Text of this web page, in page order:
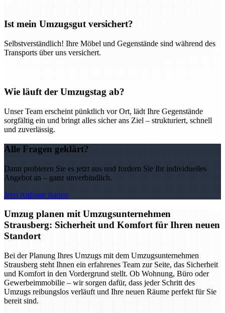
Ist mein Umzugsgut versichert?
Selbstverständlich! Ihre Möbel und Gegenstände sind während des
Transports über uns versichert.
Wie läuft der Umzugstag ab?
Unser Team erscheint pünktlich vor Ort, lädt Ihre Gegenstände
sorgfältig ein und bringt alles sicher ans Ziel – strukturiert, schnell
und zuverlässig.
Alle Fragen geklärt?
Dann probieren Sie es jetzt aus und fordern Sie Ihr individuelles
Angebot an – ganz unverbindlich.
Jetzt Anfrage starten
Umzug planen mit Umzugsunternehmen
Strausberg: Sicherheit und Komfort für Ihren neuen
Standort
Bei der Planung Ihres Umzugs mit dem Umzugsunternehmen
Strausberg steht Ihnen ein erfahrenes Team zur Seite, das Sicherheit
und Komfort in den Vordergrund stellt. Ob Wohnung, Büro oder
Gewerbeimmobilie – wir sorgen dafür, dass jeder Schritt des
Umzugs reibungslos verläuft und Ihre neuen Räume perfekt für Sie
bereit sind.